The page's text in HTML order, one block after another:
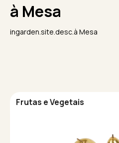
à Mesa
ingarden.site.desc.à Mesa
Frutas e Vegetais